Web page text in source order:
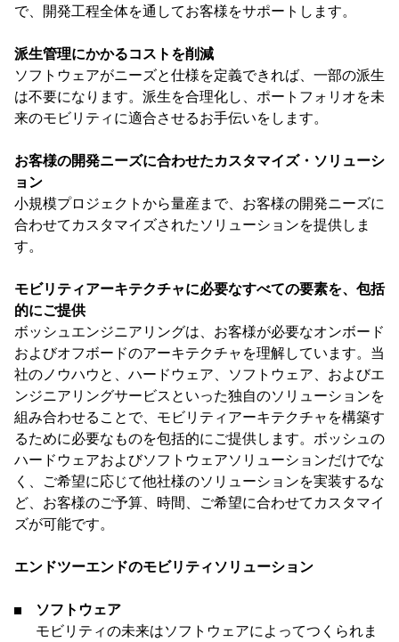
で、開発工程全体を通してお客様をサポートします。
派生管理にかかるコストを削減
ソフトウェアがニーズと仕様を定義できれば、一部の派生
は不要になります。派生を合理化し、ポートフォリオを未
来のモビリティに適合させるお手伝いをします。
お客様の開発ニーズに合わせたカスタマイズ・ソリューシ
ョン
小規模プロジェクトから量産まで、お客様の開発ニーズに
合わせてカスタマイズされたソリューションを提供しま
す。
モビリティアーキテクチャに必要なすべての要素を、包括
的にご提供
ボッシュエンジニアリングは、お客様が必要なオンボード
およびオフボードのアーキテクチャを理解しています。当
社のノウハウと、ハードウェア、ソフトウェア、およびエ
ンジニアリングサービスといった独自のソリューションを
組み合わせることで、モビリティアーキテクチャを構築す
るために必要なものを包括的にご提供します。ボッシュの
ハードウェアおよびソフトウェアソリューションだけでな
く、ご希望に応じて他社様のソリューションを実装するな
ど、お客様のご予算、時間、ご希望に合わせてカスタマイ
ズが可能です。
エンドツーエンドのモビリティソリューション
ソフトウェア
モビリティの未来はソフトウェアによってつくられま